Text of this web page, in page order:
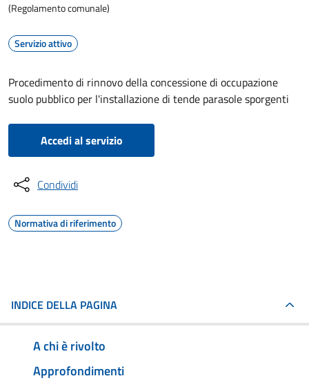
(Regolamento comunale)
Servizio attivo
Procedimento di rinnovo della concessione di occupazione
suolo pubblico per l'installazione di tende parasole sporgenti
Accedi al servizio
Condividi
Normativa di riferimento
INDICE DELLA PAGINA
A chi è rivolto
Approfondimenti